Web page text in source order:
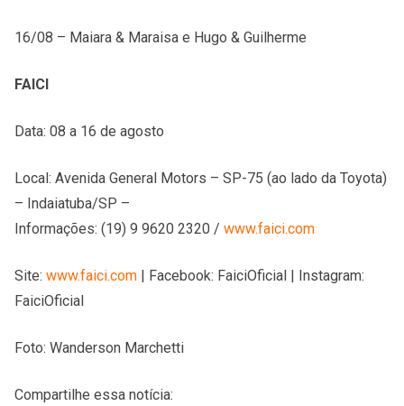
16/08 – Maiara & Maraisa e Hugo & Guilherme
FAICI
Data: 08 a 16 de agosto
Local: Avenida General Motors – SP-75 (ao lado da Toyota)
– Indaiatuba/SP –
Informações: (19) 9 9620 2320 / www.faici.com
Site: www.faici.com | Facebook: FaiciOficial | Instagram:
FaiciOficial
Foto: Wanderson Marchetti
Compartilhe essa notícia: